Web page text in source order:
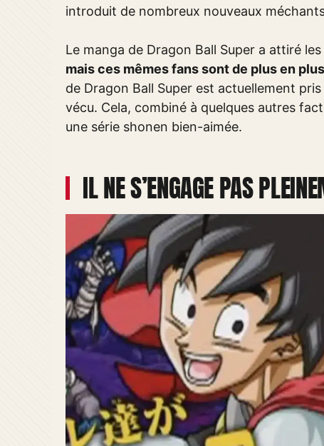
introduit de nombreux nouveaux
Le manga de Dragon Ball Super a attiré
mais ces mêmes fans sont de plus en
de Dragon Ball Super est actuellement
vécu. Cela, combiné à quelques autres
une série shonen bien-aimée.
IL NE S’ENGAGE PAS